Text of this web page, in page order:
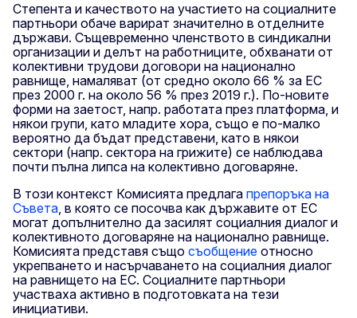
Степента и качеството на участието на социалните
партньори обаче варират значително в отделните
държави. Същевременно членството в синдикални
организации и делът на работниците, обхванати от
колективни трудови договори на национално
равнище, намаляват (от средно около 66 % за ЕС
през 2000 г. на около 56 % през 2019 г.). По-новите
форми на заетост, напр. работата през платформа, и
някои групи, като младите хора, също е по-малко
вероятно да бъдат представени, като в някои
сектори (напр. сектора на грижите) се наблюдава
почти пълна липса на колективно договаряне.
В този контекст Комисията предлага препоръка на
Съвета, в която се посочва как държавите от ЕС
могат допълнително да засилят социалния диалог и
колективното договаряне на национално равнище.
Комисията представя също съобщение относно
укрепването и насърчаването на социалния диалог
на равнището на ЕС. Социалните партньори
участваха активно в подготовката на тези
инициативи.